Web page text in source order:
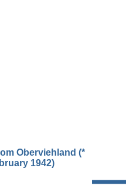
Oberviehland (*
1942)